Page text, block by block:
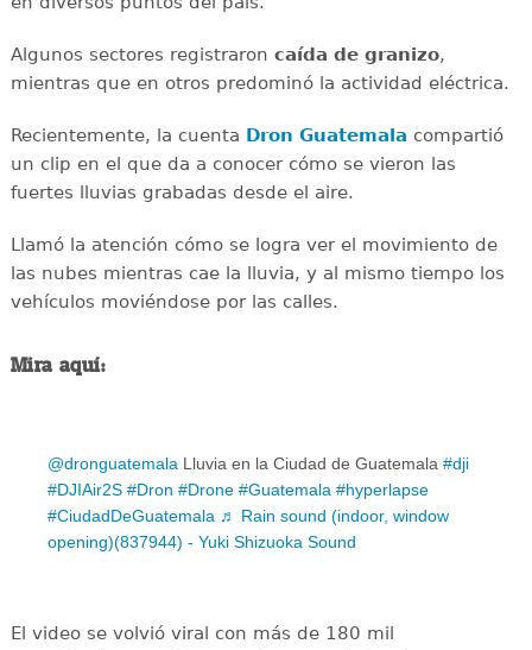
Algunos sectores registraron caída de granizo,
mientras que en otros predominó la actividad eléctrica.
Recientemente, la cuenta Dron Guatemala compartió
un clip en el que da a conocer cómo se vieron las
fuertes lluvias grabadas desde el aire.
Llamó la atención cómo se logra ver el movimiento de
las nubes mientras cae la lluvia, y al mismo tiempo los
vehículos moviéndose por las calles.
Mira aquí:
@dronguatemala Lluvia en la Ciudad de Guatemala #dji
#DJIAir2S #Dron #Drone #Guatemala #hyperlapse
#CiudadDeGuatemala ♬ Rain sound (indoor, window
opening)(837944) - Yuki Shizuoka Sound
El video se volvió viral con más de 180 mil